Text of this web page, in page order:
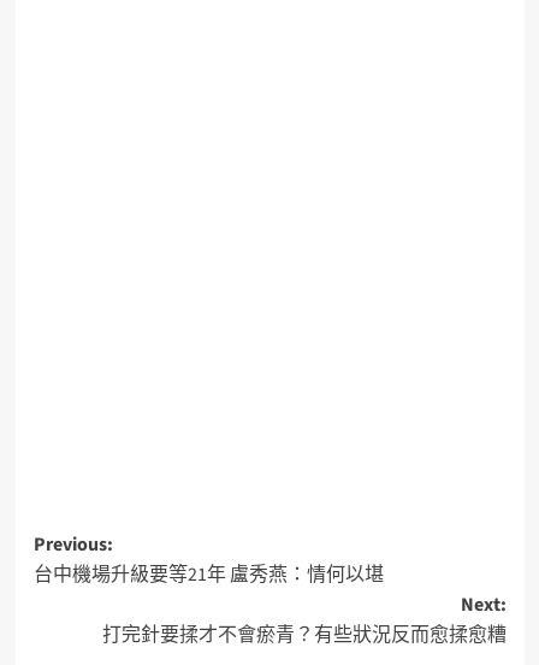
Previous:
台中機場升級要等21年 盧秀燕：情何以堪
Next:
打完針要揉才不會瘀青？有些狀況反而愈揉愈糟